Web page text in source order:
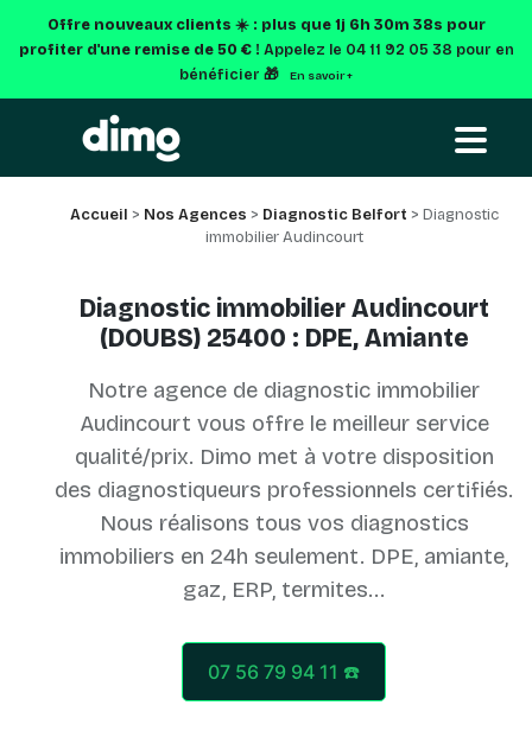
Offre nouveaux clients ☀️ : plus que 1j 6h 30m 37s pour
profiter d'une remise de 50 € ! Appelez le 04 11 92 05 38 pour en
bénéficier 🎁
En savoir +
Accueil > Nos Agences > Diagnostic Belfort > Diagnostic
immobilier Audincourt
Diagnostic immobilier Audincourt
(DOUBS) 25400 : DPE, Amiante
Notre agence de diagnostic immobilier
Audincourt vous offre le meilleur service
qualité/prix. Dimo met à votre disposition
des diagnostiqueurs professionnels certifiés.
Nous réalisons tous vos diagnostics
immobiliers en 24h seulement. DPE, amiante,
07 56 79 94 11 ☎️